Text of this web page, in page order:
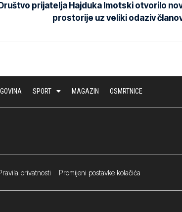
Društvo prijatelja Hajduka Imotski otvorilo
prostorije uz veliki odaziv
SPORT MAGAZIN OSMRTNICE
privatnosti Promijeni postavke kolačića